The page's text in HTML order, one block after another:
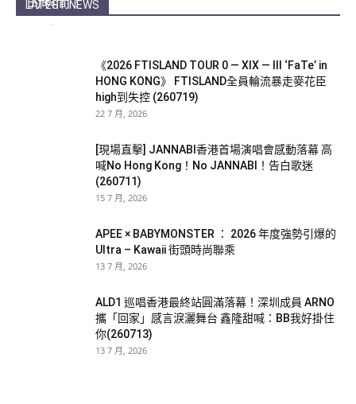
LATEST NEWS
-
《2026 FTISLAND TOUR 0 — XIX — III ‘FaTe’ in
HONG KONG》 FTISLAND全員輪流暴走麥花臣
high到失控 (260719)
22 7 月, 2026
[現場直擊] JANNABI香港首場演唱會感動落幕 高
喊No Hong Kong！No JANNABI！告白歌迷
(260711)
15 7 月, 2026
APEE × BABYMONSTER ： 2026 年度強勢引爆的
Ultra – Kawaii 街頭時尚聯乘
13 7 月, 2026
ALD1 巡唱香港最終站圓滿落幕！深圳成員 ARNO
攜「回家」感言淚灑舞台 鑫隆甜喊：BB我好掛住
你(260713)
13 7 月, 2026